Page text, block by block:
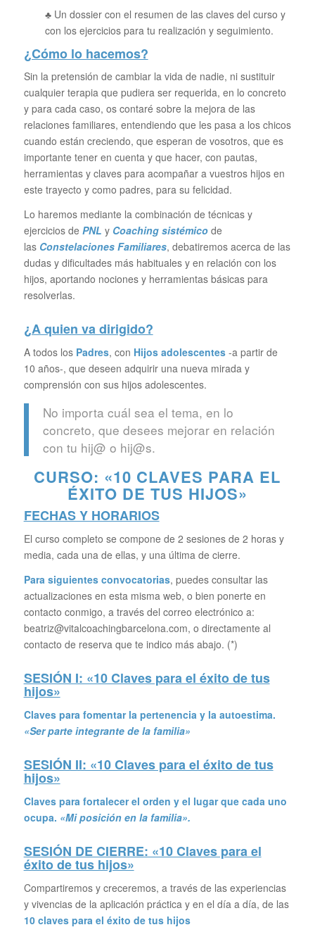
♣ Un dossier con el resumen de las claves del curso y
con los ejercicios para tu realización y seguimiento.
¿Cómo lo hacemos?
Sin la pretensión de cambiar la vida de nadie, ni sustituir
cualquier terapia que pudiera ser requerida, en lo concreto
y para cada caso, os contaré sobre la mejora de las
relaciones familiares, entendiendo que les pasa a los chicos
cuando están creciendo, que esperan de vosotros, que es
importante tener en cuenta y que hacer, con pautas,
herramientas y claves para acompañar a vuestros hijos en
este trayecto y como padres, para su felicidad.
Lo haremos mediante la combinación de técnicas y
ejercicios de PNL y Coaching sistémicode
las Constelaciones Familiares, debatiremos acerca de las
dudas y dificultades más habituales y en relación con los
hijos, aportando nociones y herramientas básicas para
resolverlas.
¿A quien va dirigido?
A todos los Padres, con Hijos adolescentes -a partir de
10 años-, que deseen adquirir una nueva mirada y
comprensión con sus hijos adolescentes.
No importa cuál sea el tema, en lo
concreto, que desees mejorar en relación
con tu hij@ o hij@s.
CURSO: «10 CLAVES PARA EL
ÉXITO DE TUS HIJOS»
FECHAS Y HORARIOS
El curso completo se compone de 2 sesiones de 2 horas y
media, cada una de ellas, y una última de cierre.
Para siguientes convocatorias, puedes consultar las
actualizaciones en esta misma web, o bien ponerte en
contacto conmigo, a través del correo electrónico a:
beatriz@vitalcoachingbarcelona.com, o directamente al
contacto de reserva que te indico más abajo. (*)
SESIÓN I: «10 Claves para el éxito de tus
hijos»
Claves para fomentar la pertenencia y la autoestima.
«Ser parte integrante de la familia»
SESIÓN II: «10 Claves para el éxito de tus
hijos»
Claves para fortalecer el orden y el lugar que cada uno
ocupa. «Mi posición en la familia».
SESIÓN DE CIERRE: «10 Claves para el
éxito de tus hijos»
Compartiremos y creceremos, a través de las experiencias
y vivencias de la aplicación práctica y en el día a día, de las
10 claves para el éxito de tus hijos